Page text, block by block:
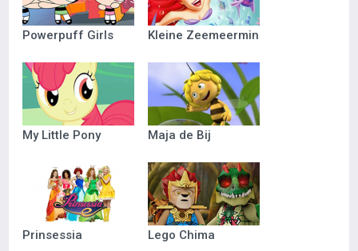
Powerpuff Girls Kleine Zeemeermin
My Little Pony Maja de Bij
Prinsessia Lego Chima